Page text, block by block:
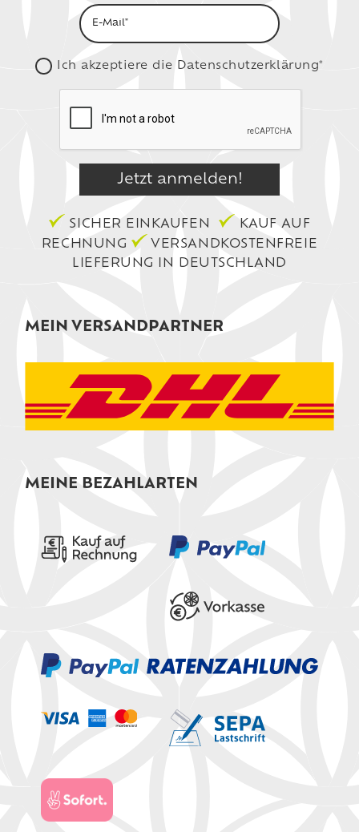
Ich akzeptiere die Datenschutzerklärung*
SICHER EINKAUFEN
KAUF AUF
RECHNUNG
VERSANDKOSTENFREIE
LIEFERUNG IN DEUTSCHLAND
MEIN VERSANDPARTNER
MEINE BEZAHLARTEN